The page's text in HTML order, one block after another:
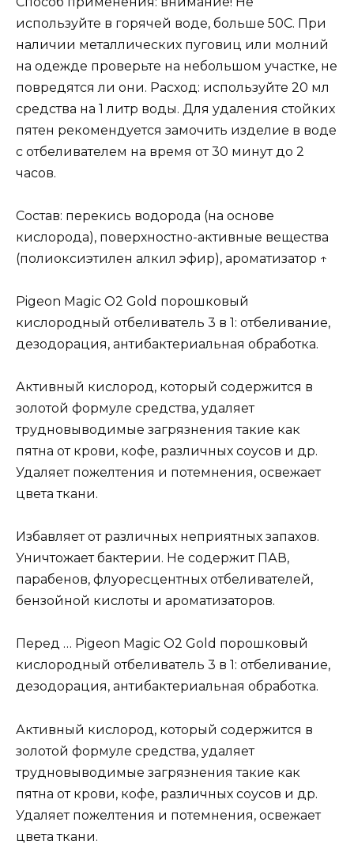
используйте в горячей воде, больше 50С. При
наличии металлических пуговиц или молний
на одежде проверьте на небольшом участке, не
повредятся ли они. Расход: используйте 20 мл
средства на 1 литр воды. Для удаления стойких
пятен рекомендуется замочить изделие в воде
с отбеливателем на время от 30 минут до 2
часов.
Состав: перекись водорода (на основе
кислорода), поверхностно-активные вещества
(полиоксиэтилен алкил эфир), ароматизатор ↑
Pigeon Magic O2 Gold порошковый
кислородный отбеливатель 3 в 1: отбеливание,
дезодорация, антибактериальная обработка.
Активный кислород, который содержится в
золотой формуле средства, удаляет
трудновыводимые загрязнения такие как
пятна от крови, кофе, различных соусов и др.
Удаляет пожелтения и потемнения, освежает
цвета ткани.
Избавляет от различных неприятных запахов.
Уничтожает бактерии. Не содержит ПАВ,
парабенов, флуоресцентных отбеливателей,
бензойной кислоты и ароматизаторов.
Перед … Pigeon Magic O2 Gold порошковый
кислородный отбеливатель 3 в 1: отбеливание,
дезодорация, антибактериальная обработка.
Активный кислород, который содержится в
золотой формуле средства, удаляет
трудновыводимые загрязнения такие как
пятна от крови, кофе, различных соусов и др.
Удаляет пожелтения и потемнения, освежает
цвета ткани.